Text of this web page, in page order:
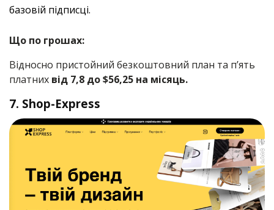
базовій підписці.
Що по грошах:
Відносно пристойний безкоштовний план та п’ять
платних від 7,8 до $56,25 на місяць.
7. Shop-Express